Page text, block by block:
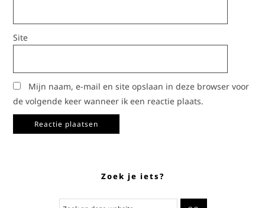
Site
Mijn naam, e-mail en site opslaan in deze browser voor
de volgende keer wanneer ik een reactie plaats.
Zoek je iets?